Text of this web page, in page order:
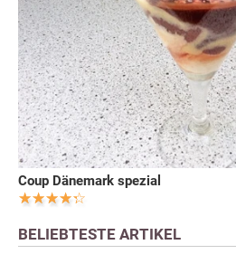
Coup Dänemark spezial
BELIEBTESTE ARTIKEL